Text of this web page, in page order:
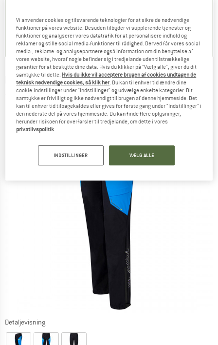
) 4,6 (19) 5,0(3)
MONTURA -Speed Style Pants - Turbukser
(0)
Detaljevisning
Vi anvender cookies og tilsvarende teknologier for at sikre de nødvendige
funktioner på vores website. Desuden tilbyder vi supplerende tjenester og
funktioner og analyserer vores datatrafik for at personalisere indhold og
reklamer og stille social media-funktioner til rådighed. Derved får vores social
media-, reklame- og analysepartnere også information om din benyttelse af
vores website, hvoraf nogle befinder sig i tredjelande uden tilstrækkelige
garantier for at beskytte dine data. Hvis du klikker på "Vælg alle", giver du dit
samtykke til dette. Hvis du ikke vil acceptere brugen af cookies undtagen de
teknisk nødvendige cookies, så klik her. Du kan til enhver tid ændre dine
cookie-indstillinger under "Indstillinger" og udvælge enkelte kategorier. Dit
samtykke er frivilligt og ikke nødvendigt til brugen af denne hjemmeside. Det
kan til enhver tid tilbagekaldes eller gives for første gang under "Indstillinger" i
den nederste del på vores hjemmeside. Du kan finde flere oplysninger,
herunder risikoen for overførsler til tredjelande, om dette i vores
privatlivspolitik.
INDSTILLINGER VÆLG ALLE